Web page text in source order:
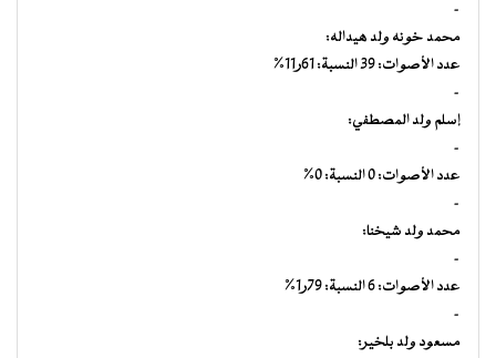
–
محمد خونه ولد هيداله:
عدد الأصوات: 39 النسبة: 61ر11%
–
إسلم ولد المصطفي:
–
عدد الأصوات: 0 النسبة: 0%
–
محمد ولد شيخنا:
–
عدد الأصوات: 6 النسبة: 79ر1%
–
مسعود ولد بلخير: